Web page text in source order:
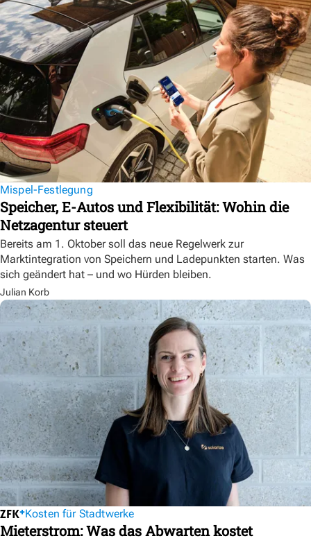
Mispel-Festlegung
Speicher, E-Autos und Flexibilität: Wohin die
Netzagentur steuert
Bereits am 1. Oktober soll das neue Regelwerk zur
Marktintegration von Speichern und Ladepunkten starten. Was
sich geändert hat – und wo Hürden bleiben.
Julian Korb
Kosten für Stadtwerke
Mieterstrom: Was das Abwarten kostet